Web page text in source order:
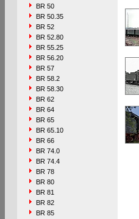
BR 50
BR 50.35
BR 52
BR 52.80
BR 55.25
BR 56.20
BR 57
BR 58.2
BR 58.30
BR 62
BR 64
BR 65
BR 65.10
BR 66
BR 74.0
BR 74.4
BR 78
BR 80
BR 81
BR 82
BR 85